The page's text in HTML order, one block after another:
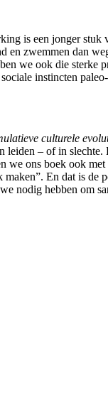
is een jonger
en zwemmen dan
we ook die
instincten
culturele
– of in
ons boek ook
En dat is
nodig hebben om